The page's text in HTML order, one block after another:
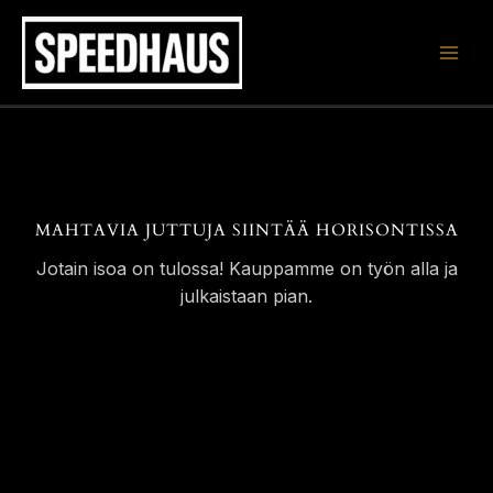
Siirry
sisältöön
MAHTAVIA JUTTUJA SIINTÄÄ HORISONTISSA
Jotain isoa on tulossa! Kauppamme on työn alla ja
julkaistaan pian.